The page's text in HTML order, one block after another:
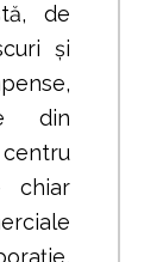
de
și
din
chiar